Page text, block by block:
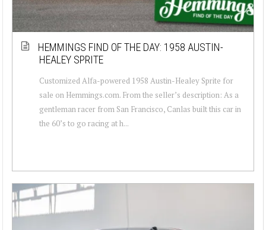
HEMMINGS FIND OF THE DAY: 1958 AUSTIN-
HEALEY SPRITE
Customized Alfa-powered 1958 Austin-Healey Sprite for
sale on Hemmings.com. From the seller’s description: As a
gentleman racer from San Francisco, Canlas built this car in
the 60’s to go racing at h...